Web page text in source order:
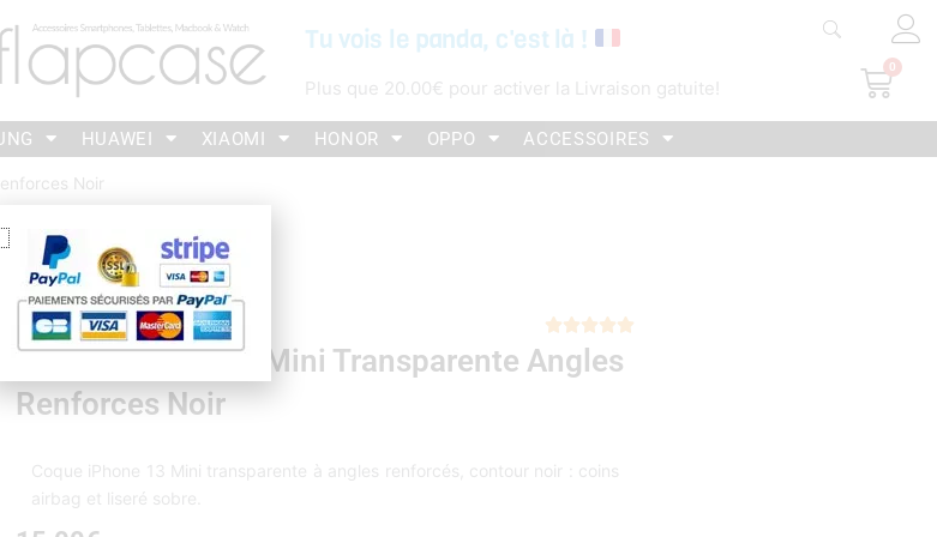
Tu vois le panda, c'est là !
Plus que 20.00€ pour activer la Livraison gatuite!
0
HUAWEI XIAOMI HONOR OPPO ACCESSOIRES
Noir

Coque IPhone 13 Mini Transparente Angles
Renforces Noir
Coque iPhone 13 Mini transparente à angles renforcés, contour noir : coins
airbag et liseré sobre.